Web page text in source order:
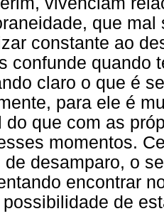
que
constante ao
confunde quando
claro o que é
para ele é
do que com as
momentos.
de desamparo, o
encontrar
de